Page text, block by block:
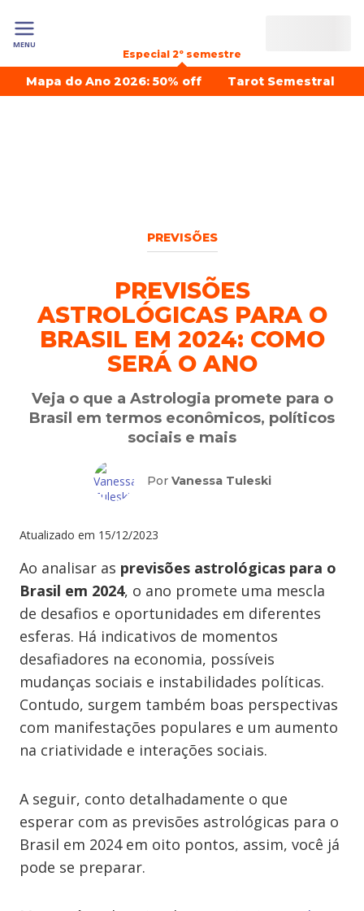
MENU
Especial 2º semestre
Mapa do Ano 2026: 50% off Tarot Semestral
PREVISÕES
PREVISÕES
ASTROLÓGICAS PARA O
BRASIL EM 2024: COMO
SERÁ O ANO
Veja o que a Astrologia promete para o
Brasil em termos econômicos, políticos
sociais e mais
Por Vanessa Tuleski
Atualizado em 15/12/2023
Ao analisar as previsões astrológicas para o
Brasil em 2024, o ano promete uma mescla
de desafios e oportunidades em diferentes
esferas. Há indicativos de momentos
desafiadores na economia, possíveis
mudanças sociais e instabilidades políticas.
Contudo, surgem também boas perspectivas
com manifestações populares e um aumento
na criatividade e interações sociais.
A seguir, conto detalhadamente o que
esperar com as previsões astrológicas para o
Brasil em 2024 em oito pontos, assim, você já
pode se preparar.